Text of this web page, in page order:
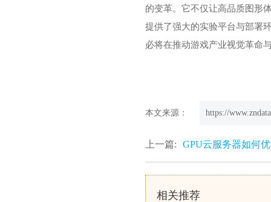
的变革。它不仅让高品质图形
提供了强大的实验平台与部署
必将在推动游戏产业视觉革命
本文来源： https://
上一篇: GPU云服务器如何
相关推荐